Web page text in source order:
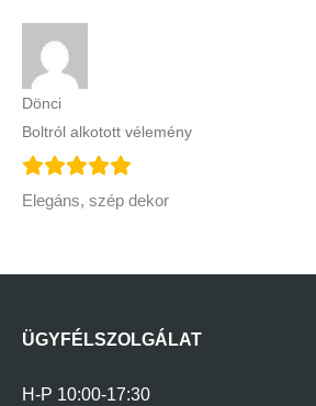
Dönci
Boltról alkotott vélemény
Elegáns, szép dekor
ÜGYFÉLSZOLGÁLAT
H-P 10:00-17:30